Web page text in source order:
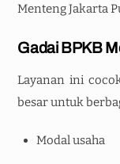
Menteng Jakarta
Gadai BPKB
Layanan ini
besar untuk
Modal usaha